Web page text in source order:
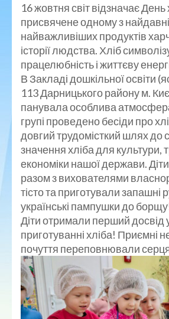
16 жовтня світ відзначає
присвячене одному з
найважливіших продуктів
історії людства. Хліб
працелюбність і життєву
В Закладі дошкільної освіти
113 Дарницького району м.
панувала особлива
групі проведено бесіди про
довгий трудомісткий шлях до
значення хліба для культури,
економіки нашої держави.
разом з вихователями
тісто та приготували запашні
українські пампушки до
Діти отримали перший досвід
приготуванні хліба! Приємні
почуття переповнювали